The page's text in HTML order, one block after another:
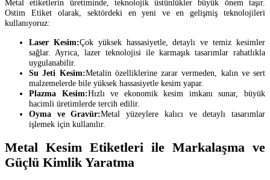
Metal etiketlerin üretiminde, teknolojik üstünlükler büyük önem taşır.
Ostim Etiket olarak, sektördeki en yeni ve en gelişmiş teknolojileri
kullanıyoruz:
Laser Kesim:Çok yüksek hassasiyetle, detaylı ve temiz kesimler
sağlar. Ayrıca, lazer teknolojisi ile karmaşık tasarımlar rahatlıkla
uygulanabilir.
Su Jeti Kesim:Metalin özelliklerine zarar vermeden, kalın ve sert
malzemelerde bile yüksek hassasiyetle kesim yapar.
Plazma Kesim:Hızlı ve ekonomik kesim imkanı sunar, büyük
hacimli üretimlerde tercih edilir.
Oyma ve Gravür:Metal yüzeylere kalıcı ve detaylı tasarımlar
işlemek için kullanılır.
Metal Kesim Etiketleri ile Markalaşma ve
Güçlü Kimlik Yaratma